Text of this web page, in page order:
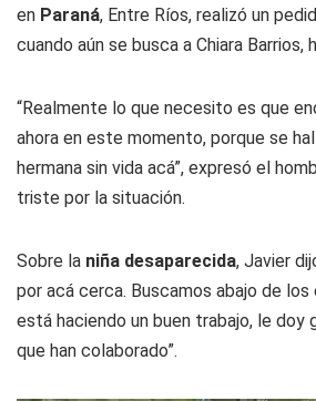
en Paraná, Entre Ríos, realizó un
cuando aún se busca a Chiara Barrios,
“Realmente lo que necesito es que
ahora en este momento, porque se
hermana sin vida acá”, expresó el
triste por la situación.
Sobre la niña desaparecida, Javier
por acá cerca. Buscamos abajo de
está haciendo un buen trabajo, le doy
que han colaborado”.